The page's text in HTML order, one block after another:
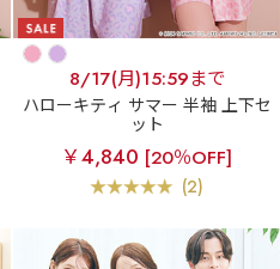
8/17(月)15:59まで
ハローキティ サマー 半袖 上下セ
ット
￥4,840 [20％OFF]
(2)